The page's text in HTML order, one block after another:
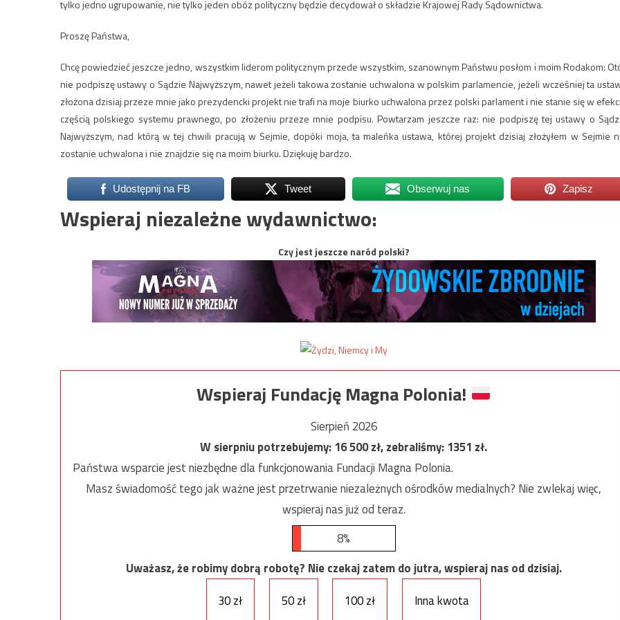
tylko jedno ugrupowanie, nie tylko jeden obóz polityczny będzie decydował o składzie Krajowej Rady Sądownictwa.
Proszę Państwa,
Chcę powiedzieć jeszcze jedno, wszystkim liderom politycznym przede wszystkim, szanownym Państwu posłom i moim Rodakom:
nie podpiszę ustawy o Sądzie Najwyższym, nawet jeżeli takowa zostanie uchwalona w polskim parlamencie, jeżeli wcześniej ta
złożona dzisiaj przeze mnie jako prezydencki projekt nie trafi na moje biurko uchwalona przez polski parlament i nie stanie się w
częścią polskiego systemu prawnego, po złożeniu przeze mnie podpisu. Powtarzam jeszcze raz: nie podpiszę tej ustawy o
Najwyższym, nad którą w tej chwili pracują w Sejmie, dopóki moja, ta maleńka ustawa, której projekt dzisiaj złożyłem w Sejmie
zostanie uchwalona i nie znajdzie się na moim biurku. Dziękuję bardzo.
Udostępnij na FB Tweet Obserwuj nas Zapisz
Wspieraj niezależne wydawnictwo:
Czy jest jeszcze naród polski?
Wspieraj Fundację Magna Polonia!
Sierpień 2026
W sierpniu potrzebujemy:16 500zł, zebraliśmy:1351 zł.
Państwa wsparcie jest niezbędne dla funkcjonowania Fundacji Magna Polonia.
Masz świadomość tego jak ważne jest przetrwanie niezależnych ośrodków medialnych? Nie zwlekaj więc,
wspieraj nas już od teraz.
8%
Uważasz, że robimy dobrą robotę? Nie czekaj zatem do jutra, wspieraj nas od dzisiaj.
30 zł
50 zł 100 zł Inna kwota